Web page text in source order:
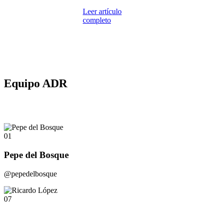
Leer artículo
completo
Equipo ADR
01
Pepe del Bosque
@pepedelbosque
07